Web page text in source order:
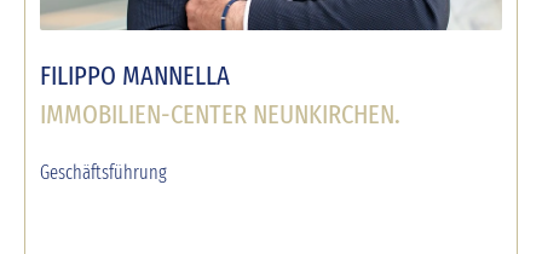
FILIPPO MANNELLA
IMMOBILIEN-CENTER NEUNKIRCHEN.
Geschäftsführung